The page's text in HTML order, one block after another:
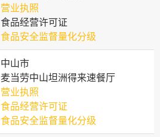
营业执照
食品经营许可证
食品安全监督量化分级
中山市
麦当劳中山坦洲得来速餐厅
营业执照
食品经营许可证
食品安全监督量化分级